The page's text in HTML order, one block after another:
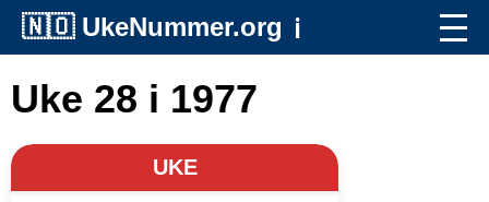
🇳🇴 UkeNummer.org ℹ️
Uke 28 i 1977
UKE